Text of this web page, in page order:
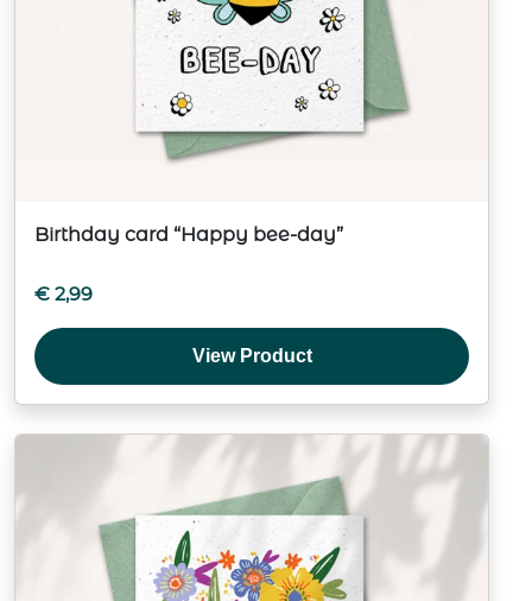
Birthday card “Happy bee-day”
€ 2,99
View Product